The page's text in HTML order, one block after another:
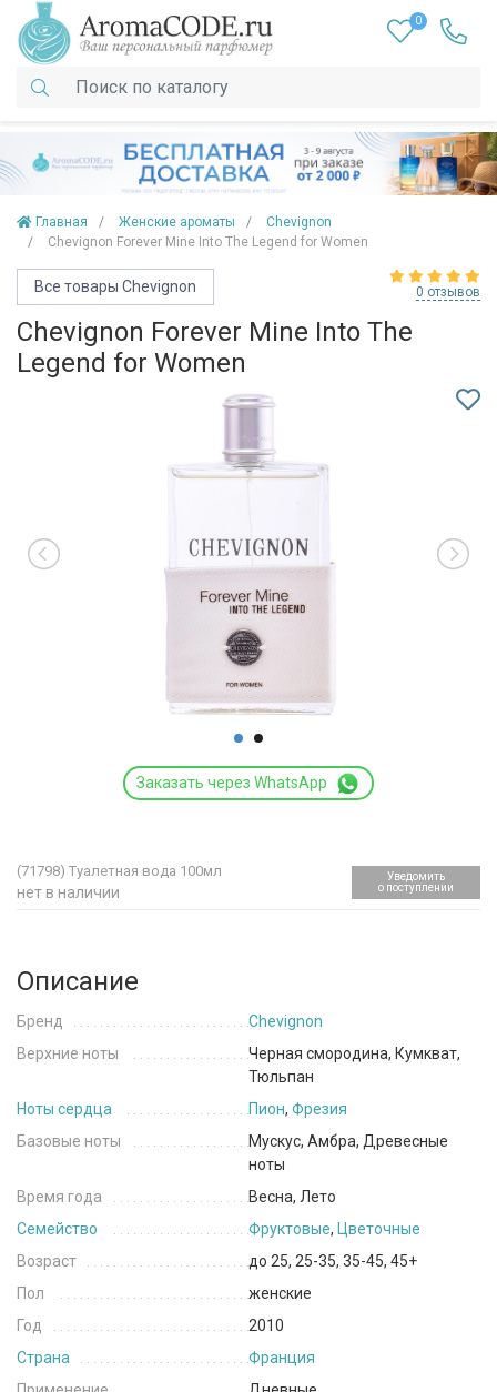
0
Главная Женские ароматы
Chevignon
Chevignon Forever Mine Into The Legend for Women
Все товары Chevignon 0 отзывов
Chevignon Forever Mine Into The
Legend for Women
Заказать через WhatsApp
(71798) Туалетная вода 100мл
нет в наличии
Уведомить
о поступлении
Описание
Бренд
Chevignon
Верхние ноты
Черная смородина, Кумкват,
Тюльпан
Ноты сердца
Пион, Фрезия
Базовые ноты
Мускус, Амбра, Древесные
ноты
Время года
Весна, Лето
Семейство
Фруктовые, Цветочные
Возраст
до 25, 25-35, 35-45, 45+
Пол
женские
Год
2010
Страна
Франция